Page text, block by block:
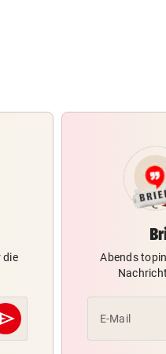
die
send
Abschicken
Abends
E-Mail